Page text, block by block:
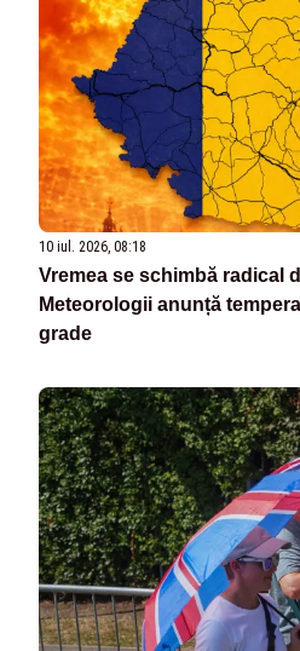
10 iul. 2026, 08:18
Vremea se schimbă radical
Meteorologii anunță
grade